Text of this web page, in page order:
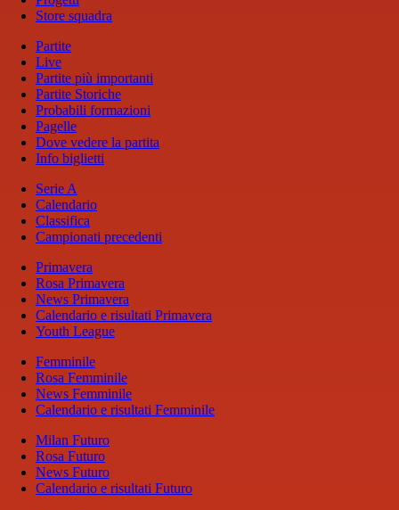
Store squadra
Partite
Live
Partite più importanti
Partite Storiche
Probabili formazioni
Pagelle
Dove vedere la partita
Info biglietti
Serie A
Calendario
Classifica
Campionati precedenti
Primavera
Rosa Primavera
News Primavera
Calendario e risultati Primavera
Youth League
Femminile
Rosa Femminile
News Femminile
Calendario e risultati Femminile
Milan Futuro
Rosa Futuro
News Futuro
Calendario e risultati Futuro